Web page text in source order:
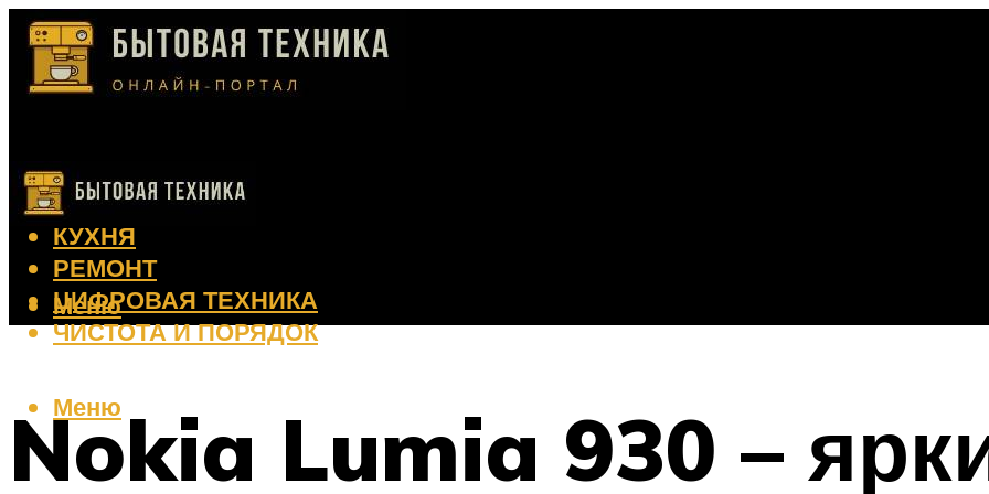
КЛИМАТ
КРАСОТА
КУХНЯ
РЕМОНТ
ЦИФРОВАЯ ТЕХНИКА
ЧИСТОТА И ПОРЯДОК
Меню
Меню
Nokia Lumia 930 –